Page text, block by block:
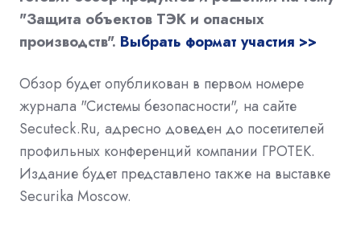
"Защита объектов ТЭК и опасных
производств". Выбрать формат участия >>
Обзор будет опубликован в первом номере
журнала "Системы безопасности", на сайте
Secuteck.Ru, адресно доведен до посетителей
профильных конференций компании ГРОТЕК.
Издание будет представлено также на выставке
Securika Moscow.